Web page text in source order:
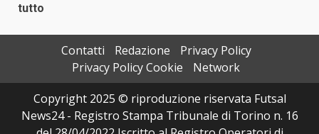
tutto
Contatti Redazione
Privacy Policy
Privacy Policy Cookie
Network
Copyright 2025 © riproduzione riservata Futsal
News24 - Registro Stampa Tribunale di Torino n. 16